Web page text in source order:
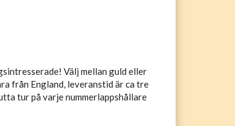
Välj mellan guld eller
från England, leveranstid är ca tre
tur på varje nummerlappshållare